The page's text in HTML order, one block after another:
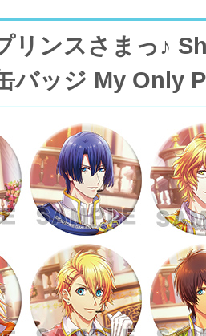
リンスさまっ♪
バッジ My Only